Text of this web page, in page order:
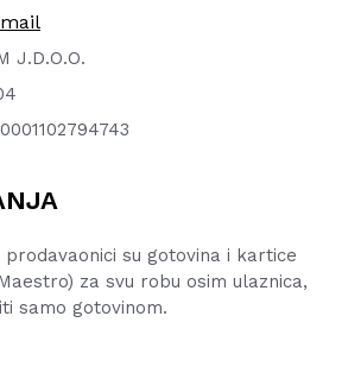
J.D.O.O.
su gotovina i kartice
za svu robu osim ulaznica,
samo gotovinom.